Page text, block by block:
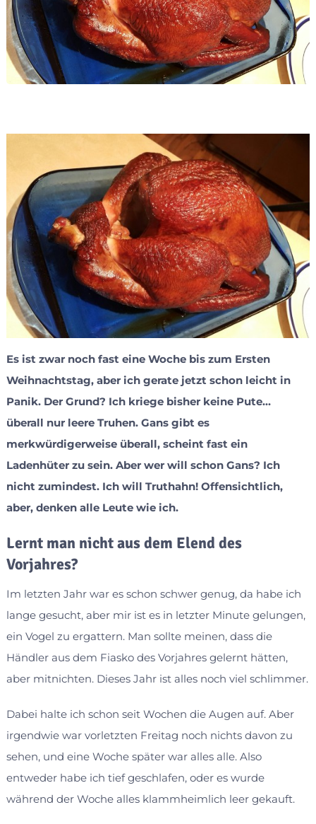
Es ist zwar noch fast eine Woche bis zum Ersten
Weihnachtstag, aber ich gerate jetzt schon leicht in
Panik. Der Grund? Ich kriege bisher keine Pute…
überall nur leere Truhen. Gans gibt es
merkwürdigerweise überall, scheint fast ein
Ladenhüter zu sein. Aber wer will schon Gans? Ich
nicht zumindest. Ich will Truthahn! Offensichtlich,
aber, denken alle Leute wie ich.
Lernt man nicht aus dem Elend des
Vorjahres?
Im letzten Jahr war es schon schwer genug, da habe ich
lange gesucht, aber mir ist es in letzter Minute gelungen,
ein Vogel zu ergattern. Man sollte meinen, dass die
Händler aus dem Fiasko des Vorjahres gelernt hätten,
aber mitnichten. Dieses Jahr ist alles noch viel schlimmer.
Dabei halte ich schon seit Wochen die Augen auf. Aber
irgendwie war vorletzten Freitag noch nichts davon zu
sehen, und eine Woche später war alles alle. Also
entweder habe ich tief geschlafen, oder es wurde
während der Woche alles klammheimlich leer gekauft.